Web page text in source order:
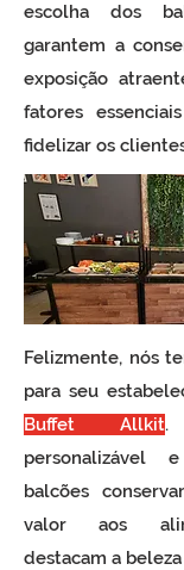
escolha dos
garantem a
exposição
fatores
fidelizar os
Felizmente, nós
para seu
Buffet Allkit.
personalizável
balcões
valor aos
destacam a